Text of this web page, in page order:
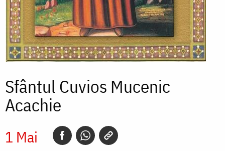
Sfântul Cuvios Mucenic
Acachie
1 Mai